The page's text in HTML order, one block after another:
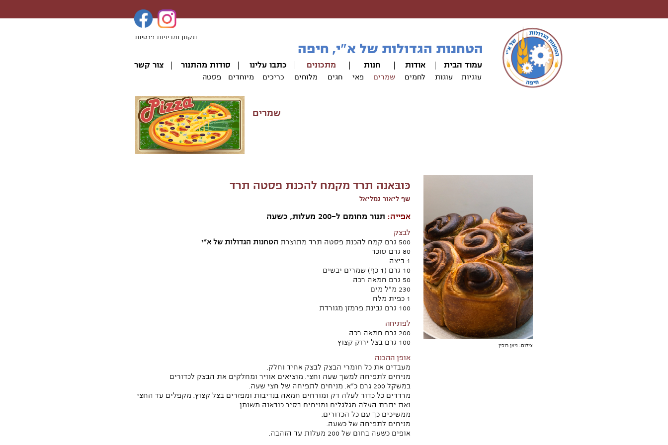
תקנון ומדיניות פרטיות
כֻּובַּאנֵה תרד מקמח להכנת פסטה תרד
שף ליאור גמליאל
אפייה: תנור מחומם ל-200 מעלות, כשעה
לבצק
500 גרם קמח להכנת פסטה תרד מתוצרת
הטחנות‭ ‬הגדולות‭ ‬של‭ ‬א‭"‬י
80 גרם סוכר
1 ביצה
10 גרם (1 כף) שמרים יבשים
50 גרם חמאה רכה
230 מ"‬ל מים
1 כפית מלח
100 גרם גבינת פרמזן מגורדת
לפתיחה
200 גרם חמאה רכה
100 גרם בצל ירוק קצוץ
אופן‭ ‬ההכנה
מעבדים את כל חומרי הבצק לבצק אחיד וחלק.
מניחים לתפיחה למשך שעה וחצי. מוציאים אוויר ומחלקים את הבצק לכדורים
במשקל 200 גרם כ"א. מניחים לתפיחה של חצי שעה.
מרדדים כל כדור לעלה דק ומורחים חמאה בנדיבות ומפזרים בצל קצוץ. מקפלים עד החצי
ואת יתרת העלה מגלגלים ומניחים בסיר כֻּובַּאנֵה משומן.
ממשיכים כך עם כל הכדורים.
מניחים לתפיחה של כשעה.
אופים כשעה בחום של 200 מעלות עד הזהבה.
צילום: ניצן רובין
הטחנות הגדולות של א"י, חיפה
עמוד הבית אודות כתבו עלינו סודות מהתנור צור קשר מתכונים
פסטה שמרים עוגיות עוגות לחמים פאי חגים מלוחים כריכים מיוחדים
שמרים
חנות